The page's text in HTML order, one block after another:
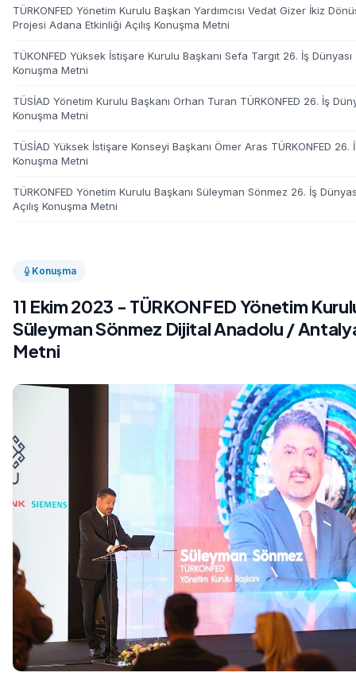
Konuşma
11 Ekim 2023 - TÜRKONFED Yönetim
Süleyman Sönmez Dijital Anadolu /
Metni
TÜRKONFED Yönetim Kurulu Başkan Yardımcısı Vedat Gizer İkiz
Projesi Adana Etkinliği Açılış Konuşma Metni
TÜKONFED Yüksek İstişare Kurulu Başkanı Sefa Targıt 26. İş Dünyası
Konuşma Metni
TÜSİAD Yönetim Kurulu Başkanı Orhan Turan TÜRKONFED 26. İş
Konuşma Metni
TÜSİAD Yüksek İstişare Konseyi Başkanı Ömer Aras TÜRKONFED 26.
Konuşma Metni
TÜRKONFED Yönetim Kurulu Başkanı Süleyman Sönmez 26. İş
Açılış Konuşma Metni